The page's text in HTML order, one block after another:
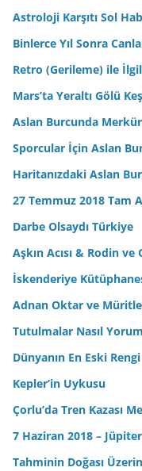
Astroloji Karşıtı Sol
Binlerce Yıl Sonra
Retro (Gerileme) ile
Mars’ta Yeraltı Gölü
Aslan Burcunda
Sporcular İçin Aslan
Haritanızdaki Aslan
27 Temmuz 2018 Tam
Darbe Olsaydı Türkiye
Aşkın Acısı & Rodin ve
İskenderiye
Adnan Oktar ve
Tutulmalar Nasıl
Dünyanın En Eski
Kepler’in Uykusu
Çorlu’da Tren Kazası
7 Haziran 2018 –
Tahminin Doğası